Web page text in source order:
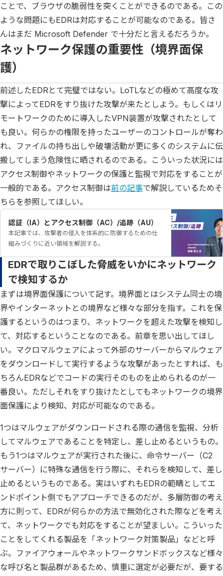
ことで、ブラウザの脆弱性を突くことができるのである。この
ような問題にもEDRは対応することが可能なのである。皆さ
んはまだ Microsoft Defender で十分だと言えるだろうか。
ネットワーク保護の重要性（境界面保
護）
前述したEDRとて完璧ではない。LoTLなどの極めて高度な攻
撃によってEDRをすり抜けた攻撃が来たとしよう。もしくはリ
モートワークのために導入したVPN装置が攻撃されたとして
も良い。何らかの権限を持ったユーザーのコントロールが奪わ
れ、ファイルの持ち出しや破壊活動が更に多くのシステムに伝
搬してしまう危険性に晒されるのである。こういった状況には
アクセス制御やネットワークの保護と監視で対応をすることが
一般的である。アクセス制御は前の記事で解説しているためそ
ちらを参照してほしい。
認証（IA）とアクセス制御（AC）/追跡（AU）
本記事では、攻撃者の侵入を体系的に防御するための仕
組みづくりに近い領域を解説する。
EDRで取りこぼした脅威をいかにネットワーク
で検知するか
まずは境界面保護について記す。境界面とはシステム同士の境
界やインターネットとの境界など様々な部分を指す。これを保
護するというのはつまり、ネットワークを超えた攻撃を検知し
て、対応するということなのである。前章を思い出してほし
い。マクロマルウェアによって外部のサーバーからマルウェア
をダウンロードして実行するような攻撃があったとすれば、も
ちろんEDRなどでコードの実行そのものを止められるのが一
番良い。ただしそれをすり抜けたとしてもネットワークの境界
面保護により検知、対応が可能なのである。
1つはマルウェアがダウンロードされる際の通信を監視、分析
してマルウェアであることを特定し、差し止めるというもの。
もう1つはマルウェアが実行された後に、命令サーバー（C2
サーバー）に特殊な通信を行う際に、それらを検知して、差し
止めるというものである。実はいずれもEDRの範疇としてエ
ンドポイント側でもアプローチできるのだが、多層防御の考え
方に則って、EDRが何らかの方法で無効化された際などを考え
て、ネットワークでも対応をすることが望ましい。こういった
ことをしてくれる製品を「ネットワーク対策製品」などと呼
ぶ。ファイアウォールやネットワークサンドボックスなど様々
な呼び名と製品群があるため、慎重に選定が必要だが、要する